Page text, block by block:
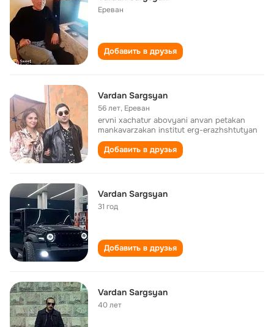
Ереван
Добавить в друзья
Vardan Sargsyan
56 лет, Ереван
ervni xachatur abovyani anvan petakan
mankavarzakan institut erg-erazhshtutyan
Добавить в друзья
Vardan Sargsyan
31 год
Добавить в друзья
Vardan Sargsyan
40 лет